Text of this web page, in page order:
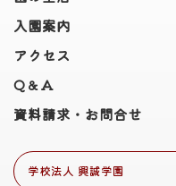
入園案内
アクセス
Q＆A
資料請求・お問合せ
学校法人 興誠学園